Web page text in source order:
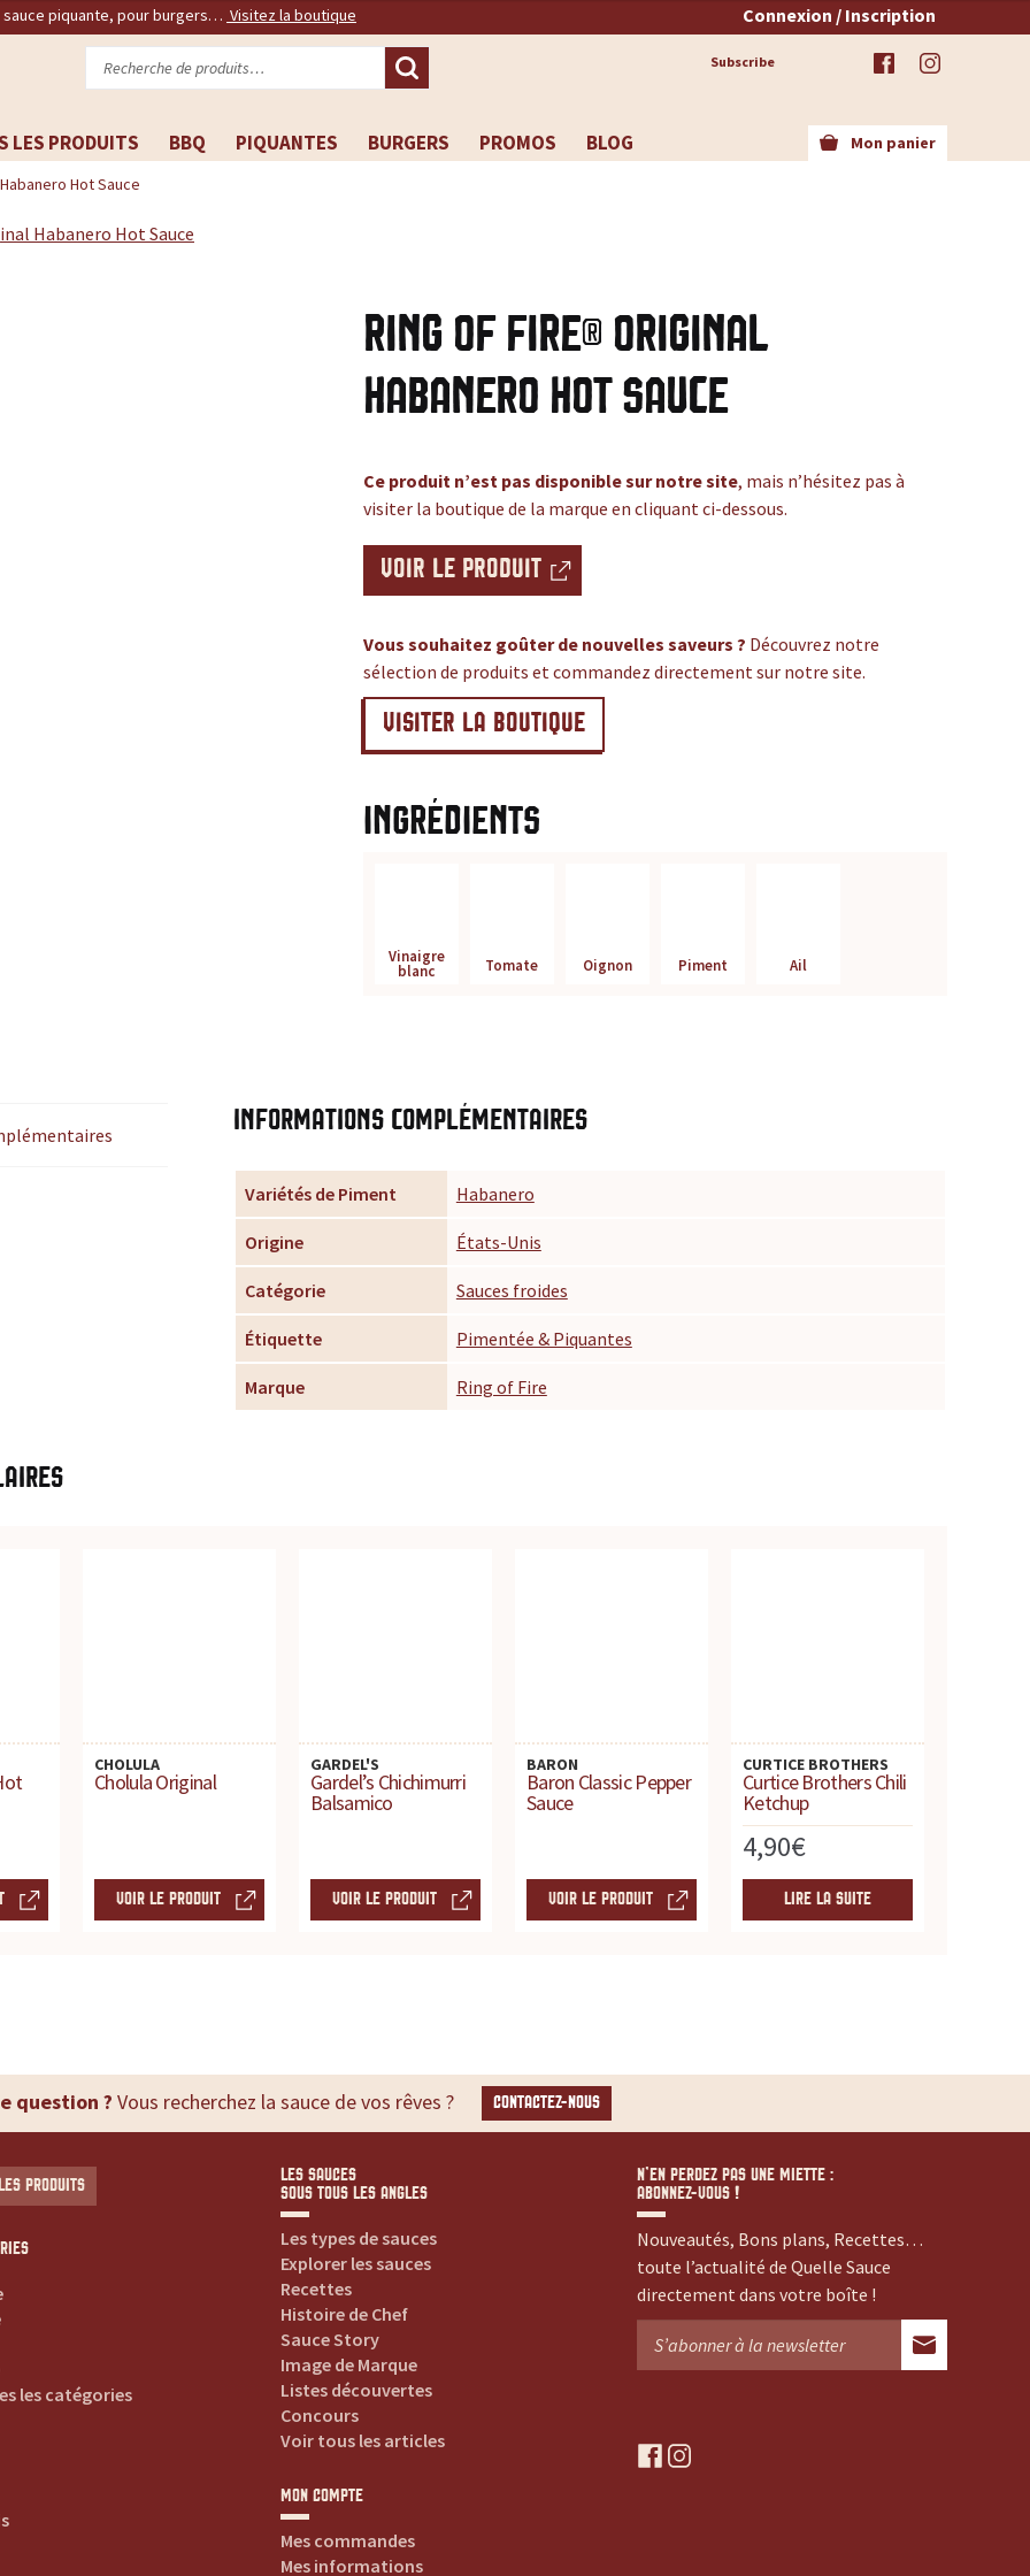
sauce piquante, pour burgers… Visitez la boutique
pour :
LES PRODUITS BBQ PIQUANTES BURGERS PROMOS BLOG
Connexion / Inscription
Mon panier
Subscribe
Hot Sauce
Ring of Fire® Original
Habanero Hot Sauce
Ce produit n’est pas disponible sur notre site, mais n’hésitez pas à
visiter la boutique de la marque en cliquant ci-dessous.
VOIR LE PRODUIT
Vous souhaitez goûter de nouvelles saveurs ? Découvrez notre
sélection de produits et commandez directement sur notre site.
VISITER LA BOUTIQUE
Ingrédients
Vinaigre
blanc Tomate Oignon Piment Ail
Informations complémentaires
Variétés de Piment Habanero
Origine États-Unis
Catégorie Sauces froides
Étiquette Pimentée & Piquantes
Marque Ring of Fire
CHOLULA
Cholula Original
VOIR LE PRODUIT
GARDEL'S
Gardel’s Chichimurri
Balsamico
VOIR LE PRODUIT
BARON
Baron Classic Pepper
Sauce
VOIR LE PRODUIT
CURTICE BROTHERS
Curtice Brothers Chili
Ketchup
4,90€
LIRE LA SUITE
question ? Vous recherchez la sauce de vos rêves ? CONTACTEZ-NOUS
PRODUITS
les catégories
LES SAUCES
SOUS TOUS LES ANGLES
Les types de sauces
Explorer les sauces
Recettes
Histoire de Chef
Sauce Story
Image de Marque
Listes découvertes
Concours
Voir tous les articles
MON COMPTE
Mes commandes
Mes informations
N’EN PERDEZ PAS UNE MIETTE :
ABONNEZ-VOUS !
Nouveautés, Bons plans, Recettes…
toute l’actualité de Quelle Sauce
directement dans votre boîte !
f